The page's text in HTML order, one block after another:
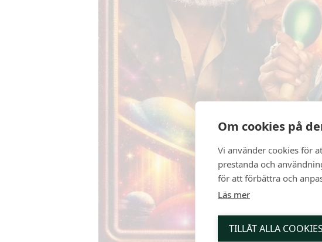
Om cookies på
Vi använder cookies för
prestanda och
för att förbättra och
Läs mer
TILLÅT ALLA COOKIES